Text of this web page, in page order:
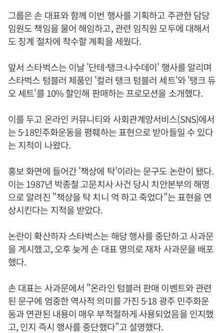
그룹은 손 대표와 함께 이번 행사를 기획하고 주관한 담당
임원도 책임을 물어 해임하고, 관련 임직원 모두에 대해서
도 징계 절차에 착수할 계획을 세웠다.
앞서 스타벅스는 이날 '단테·탱크·나수데이' 행사를 알리며
스타벅스 텀블러 제품인 '컬러 탱크 텀블러 세트'와 '탱크 듀
오 세트'를 10% 할인해 판매하는 프로모션을 소개했다.
이를 두고 온라인 커뮤니티와 사회관계망서비스(SNS)에서
는 5·18민주화운동을 폄훼하는 표현으로 받아들일 수 있다
는 지적이 나왔다.
홍보 화면에 들어간 '책상에 탁'이라는 문구도 논란이 됐다.
이는 1987년 박종철 고문치사 사건 당시 치안본부의 해명
으로 알려진 "책상을 탁 치니 억 하고 죽었다"는 표현을 연
상시킨다는 지적을 받았다.
논란이 확산하자 스타벅스는 해당 행사를 중단하고 사과문
을 게시했고, 오후 늦게 손 대표 명의로 재차 사과문을 배포
했다.
손 대표는 사과문에서 "온라인 텀블러 판매 이벤트와 관련
된 문구에 엄중한 역사적 의미를 가진 5·18 광주 민주화운
동과 연관된 내용이 매우 부적절하게 사용되었음을 인지했
고, 인지 즉시 행사를 중단했다"고 설명했다.